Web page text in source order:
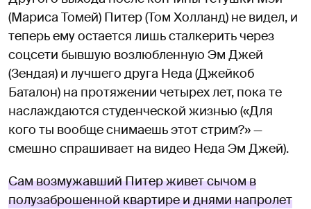
(Мариса Томей) Питер (Том Холланд) не видел, и
теперь ему остается лишь сталкерить через
соцсети бывшую возлюбленную Эм Джей
(Зендая) и лучшего друга Неда (Джейкоб
Баталон) на протяжении четырех лет, пока те
наслаждаются студенческой жизнью («Для
кого ты вообще снимаешь этот стрим?» —
смешно спрашивает на видео Неда Эм Джей).
Сам возмужавший Питер живет сычом в
полузаброшенной квартире и днями напролет